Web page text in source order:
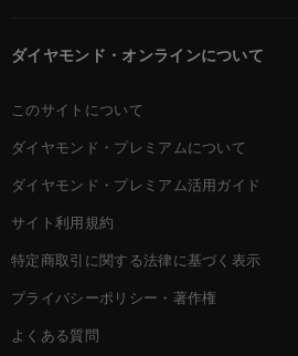
ダイヤモンド・オンラインについて
このサイトについて
ダイヤモンド・プレミアムについて
ダイヤモンド・プレミアム活用ガイド
サイト利用規約
特定商取引に関する法律に基づく表示
プライバシーポリシー・著作権
よくある質問